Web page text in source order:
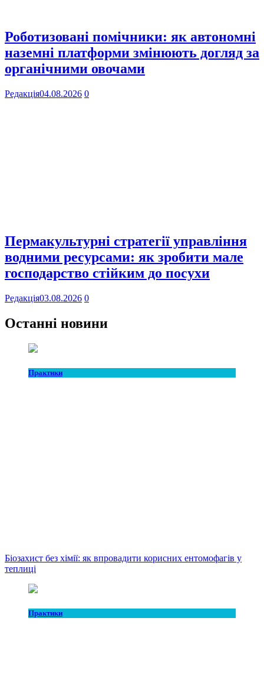
Роботизовані помічники: як автономні
наземні платформи змінюють догляд за
органічними овочами
Редакція04.08.2026 0
Пермакультурні стратегії управління
водними ресурсами: як зробити мале
господарство стійким до посухи
Редакція03.08.2026 0
Останні новини
Практики
Біозахист без хімії: як впровадити корисних ентомофагів у
теплиці
Практики